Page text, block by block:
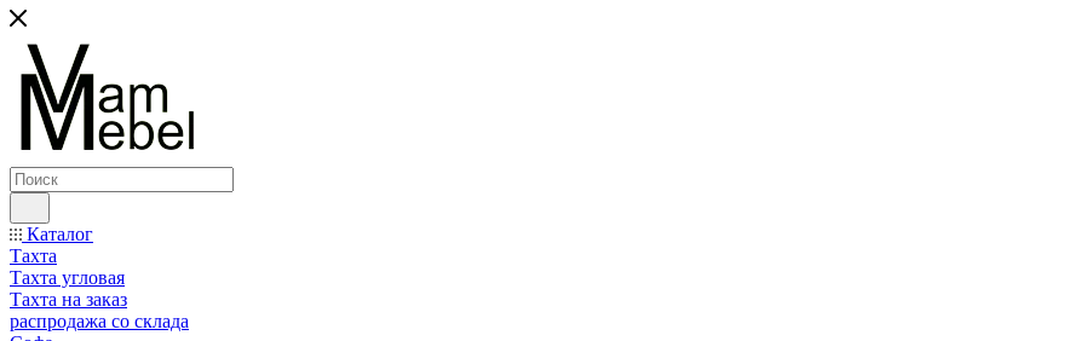
Каталог
Тахта
Тахта угловая
Тахта на заказ
распродажа со склада